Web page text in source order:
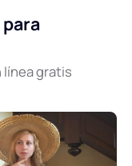
línea gratis